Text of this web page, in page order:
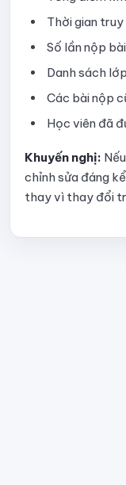
Thời gian
Số lần nộp
Danh sách
Các bài nộp
Học viên đã
Khuyến nghị:
chỉnh sửa đáng
thay vì thay đổi